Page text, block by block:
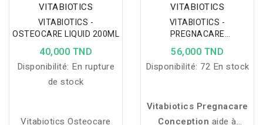
VITABIOTICS
VITABIOTICS -
OSTEOCARE LIQUID 200ML
40,000 TND
Disponibilité: En rupture
de stock
Vitabiotics Osteocare
VITABIOTICS
VITABIOTICS -
PREGNACARE
CONCEPTION 30
COMPRIMES
56,000 TND
Disponibilité: 72 En stock
Vitabiotics Pregnacare
Conception aide à